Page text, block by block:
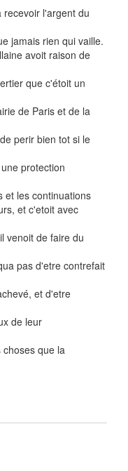
l'argent du
jamais rien qui vaille.
avoit raison de
que c'étoit un
de Paris et de la
perir bien tot si le
protection
et les continuations
et c'etoit avec
venoit de faire du
pas d'etre contrefait
et d'etre
de leur
que la